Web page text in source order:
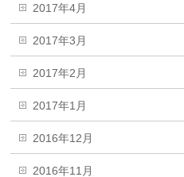
2017年4月
2017年3月
2017年2月
2017年1月
2016年12月
2016年11月